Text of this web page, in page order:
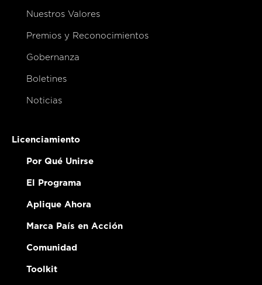
Nuestros Valores
Premios y Reconocimientos
Gobernanza
Boletines
Noticias
Licenciamiento
Por Qué Unirse
El Programa
Aplique Ahora
Marca País en Acción
Comunidad
Toolkit